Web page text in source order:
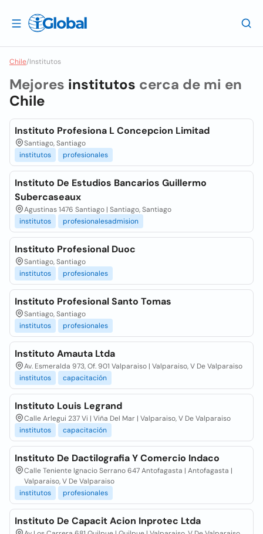
Chile/Institutos
Mejores institutos cerca de mi en
Chile
Instituto Profesiona L Concepcion Limitad
Santiago, Santiago
institutos
profesionales
Instituto De Estudios Bancarios Guillermo
Subercaseaux
Agustinas 1476 Santiago | Santiago, Santiago
institutos
profesionalesadmision
Instituto Profesional Duoc
Santiago, Santiago
institutos
profesionales
Instituto Profesional Santo Tomas
Santiago, Santiago
institutos
profesionales
Instituto Amauta Ltda
Av. Esmeralda 973, Of. 901 Valparaiso | Valparaiso, V De Valparaiso
institutos
capacitación
Instituto Louis Legrand
Calle Arlegui 237 Vi | Viña Del Mar | Valparaiso, V De Valparaiso
institutos
capacitación
Instituto De Dactilografia Y Comercio Indaco
Calle Teniente Ignacio Serrano 647 Antofagasta | Antofagasta |
Valparaiso, V De Valparaiso
institutos
profesionales
Instituto De Capacit Acion Inprotec Ltda